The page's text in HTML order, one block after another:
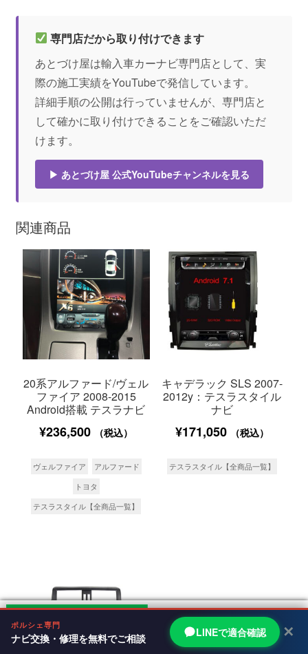
専門店だから取り付けできます
あとづけ屋は輸入車カーナビ専門店として、実
際の施工実績をYouTubeで発信しています。
詳細手順の公開は行っていませんが、専門店と
して確かに取り付けできることをご確認いただ
けます。
▶ あとづけ屋 公式YouTubeチャンネルを見る
関連商品
20系アルファード/ヴェル
ファイア 2008-2015
Android搭載 テスラナビ
¥236,500 （税込）
ヴェルファイア
アルファード
トヨタ
テスラスタイル【全商品一覧】
キャデラック SLS 2007-
2012y：テスラスタイル
ナビ
¥171,050 （税込）
テスラスタイル【全商品一覧】
LINEで適合確認 Cart
0
ポルシェ専門
ナビ交換・修理を無料でご相談 LINEで適合確認 ✕